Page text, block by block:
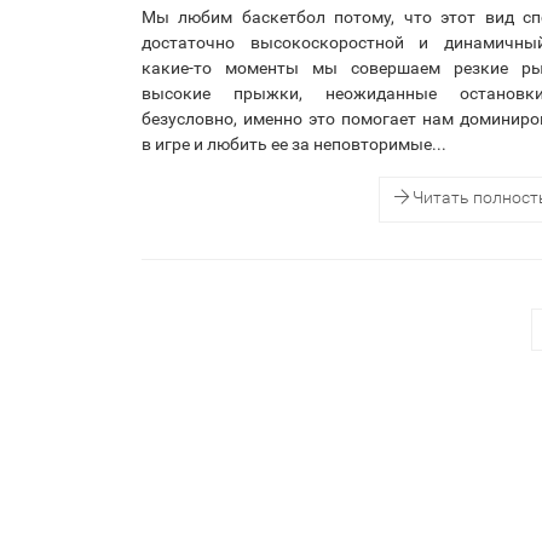
Мы любим баскетбол потому, что этот вид
достаточно высокоскоростной и
какие-то моменты мы совершаем резкие
высокие прыжки, неожиданные
безусловно, именно это помогает нам
в игре и любить ее за неповторимые...
Читать